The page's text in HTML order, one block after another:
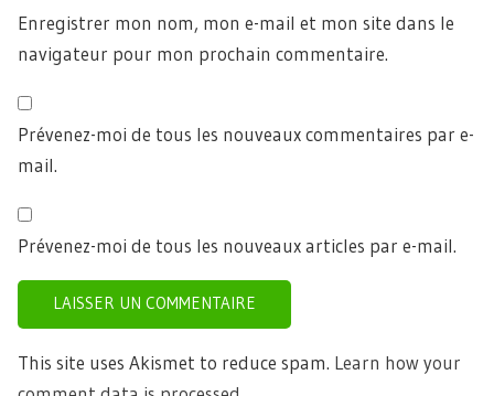
Enregistrer mon nom, mon e-mail et mon site dans le
navigateur pour mon prochain commentaire.
Prévenez-moi de tous les nouveaux commentaires par e-
mail.
Prévenez-moi de tous les nouveaux articles par e-mail.
This site uses Akismet to reduce spam. Learn how your